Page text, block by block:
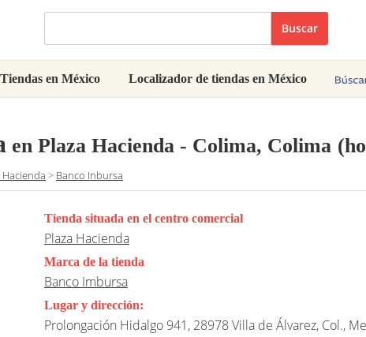
Buscar
Tiendas en México Localizador de tiendas en México
en Plaza Hacienda - Colima, Colima
Hacienda > Banco Inbursa
Tienda situada en el centro comercial
Plaza Hacienda
Marca de la tienda
Banco Imbursa
Lugar y dirección:
Prolongación Hidalgo 941, 28978 Villa de Álvarez, Col.,